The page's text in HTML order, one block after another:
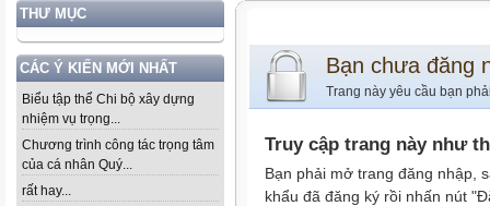
THƯ MỤC
CÁC Ý KIẾN MỚI NHẤT
Biểu tập thể Chi bộ xây dựng
nhiệm vụ trọng...
Chương trình công tác trọng tâm
của cá nhân Quý...
rất hay...
Bạn chưa đăng
Trang này yêu cầu bạn
Truy cập trang này như
Bạn phải mở trang đăng nhập,
khẩu đã đăng ký rồi nhấn nút